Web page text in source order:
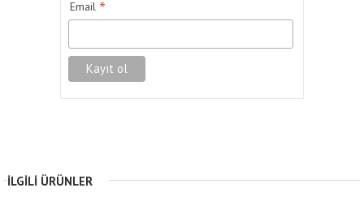
Email *
İLGILI ÜRÜNLER